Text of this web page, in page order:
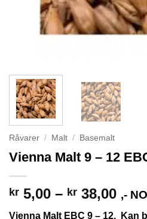
Råvarer / Malt / Basemalt
Vienna Malt 9 – 12
kr 5,00 – kr 38,00 ,-
Vienna Malt EBC 9 – 12. Kan